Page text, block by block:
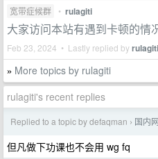
宽带症候群 • rulagiti
大家访问本站有遇到卡顿的情
Feb 23, 2024 • Lastly replied byrulagiti
» More topics by rulagiti
rulagiti's recent replies
Replied to a topic by defaqman › 国内
但凡做下功课也不会用 wg fq